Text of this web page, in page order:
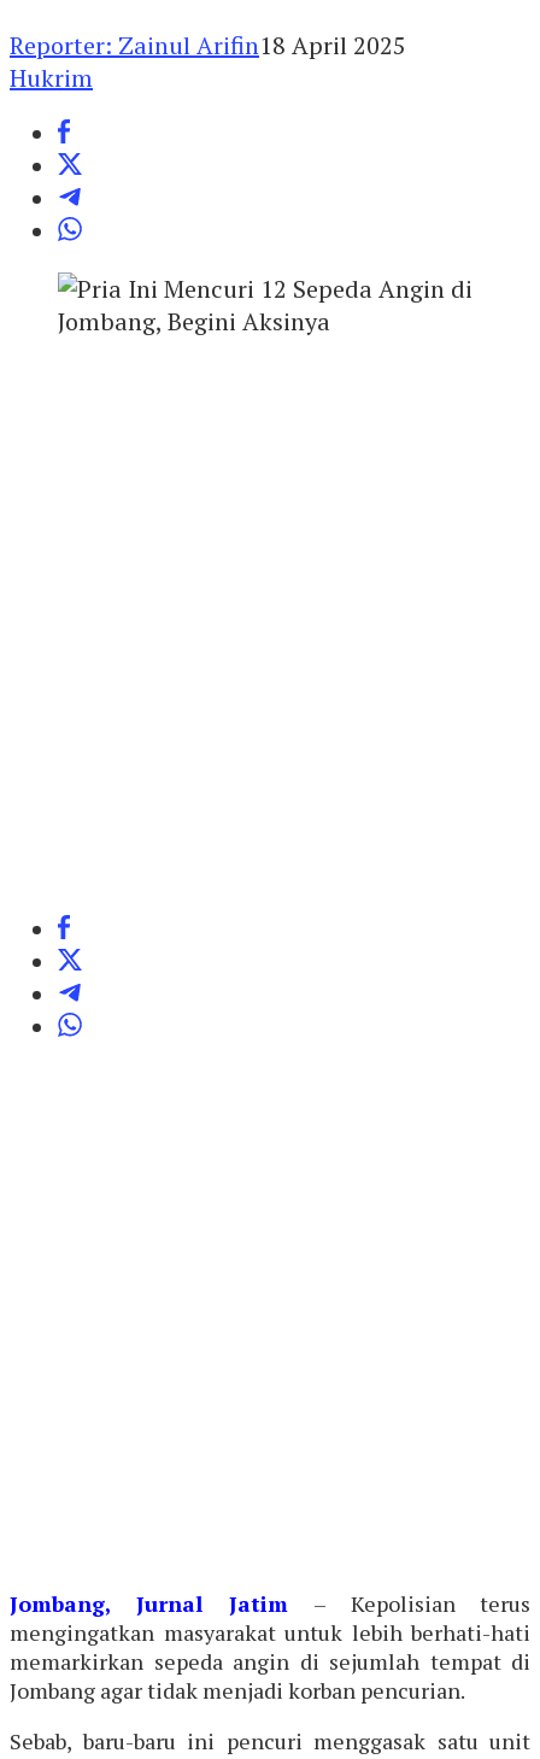
Reporter: Zainul Arifin18 April 2025
Hukrim
Jombang, Jurnal Jatim
– Kepolisian terus
mengingatkan masyarakat untuk lebih berhati-hati
memarkirkan sepeda angin di sejumlah tempat di
Jombang agar tidak menjadi korban pencurian.
Sebab, baru-baru ini pencuri menggasak satu unit